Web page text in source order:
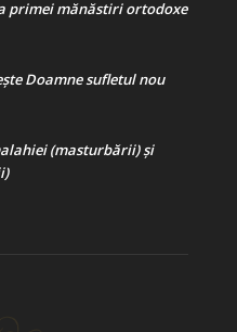
primei mănăstiri ortodoxe
Doamne sufletul nou
(masturbării) şi